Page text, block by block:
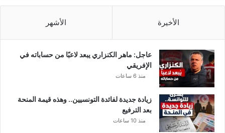
الأخيرة الأشهر
عاجل: ماهر الكنزاري يبعد لاعبًا من حساباته في
الإفريقي
منذ 6 ساعات
زيادة جديدة لفائدة التونسيين.. وهذه قيمة المنحة
بعد الترفيع
منذ 10 ساعات